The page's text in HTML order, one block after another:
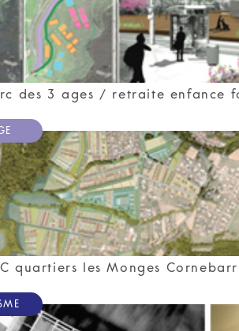
des 3 ages / retraite enfance
quartiers les Monges